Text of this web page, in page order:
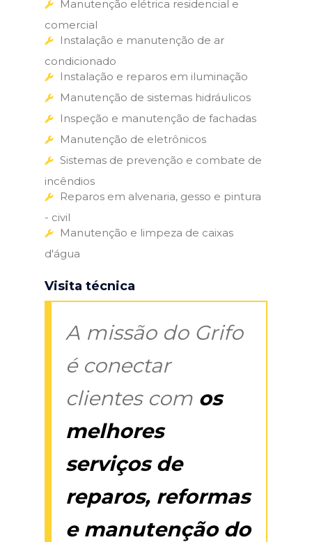
Manutenção elétrica residencial e
comercial
Instalação e manutenção de ar
condicionado
Instalação e reparos em iluminação
Manutenção de sistemas hidráulicos
Inspeção e manutenção de fachadas
Manutenção de eletrônicos
Sistemas de prevenção e combate de
incêndios
Reparos em alvenaria, gesso e pintura
- civil
Manutenção e limpeza de caixas
d'água
Visita técnica
A missão do Grifo
é conectar
clientes com os
melhores
serviços de
reparos, reformas
e manutenção do